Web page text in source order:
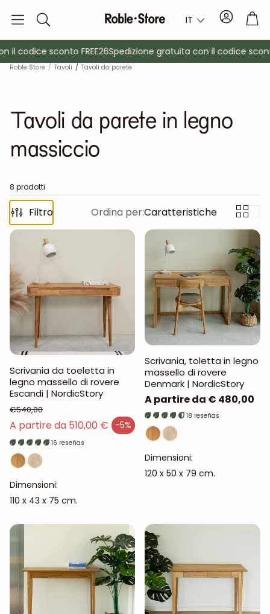
Ricerca IT Conto
Armadietti
Mobili
codice sconto FREE26Spedizione gratuita con il codice sconto
Roble Store / Tavoli / Tavoli da parete
Tavoli da parete in legno
massiccio
8 prodotti
Filtro Ordina per:Caratteristiche
Scrivania da toeletta in
legno massello di rovere
Escandi | NordicStory
A partire da 510,00 € -5%
Prezzo di vendita
Prezzo normale
€540,00
16 reseñas
Dimensioni:
110 x 43 x 75 cm.
Scrivania, toletta in legno
massello di rovere
Denmark | NordicStory
Prezzo
normale
A partire da € 480,00
18 reseñas
Dimensioni:
120 x 50 x 79 cm.